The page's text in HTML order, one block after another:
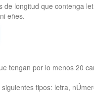
longitud que contenga
eñes.
tengan por lo menos 20
tipos: letra,